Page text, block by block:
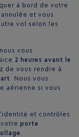
à bord de votre
et vous
vol selon les
vous
2 heures avant le
de vous rendre à
. Nous vous
aérienne si vous
et contrôles
votreporte
.